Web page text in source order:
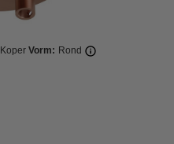
Koper Vorm: Rond